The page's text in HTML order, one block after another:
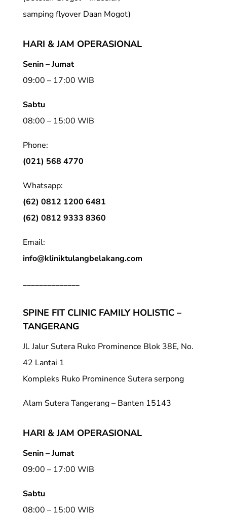
samping flyover Daan Mogot)
HARI & JAM OPERASIONAL
Senin – Jumat
09:00 – 17:00 WIB
Sabtu
08:00 – 15:00 WIB
Phone:
(021) 568 4770
Whatsapp:
(62) 0812 1200 6481
(62) 0812 9333 8360
Email:
info@kliniktulangbelakang.com
______________
SPINE FIT CLINIC FAMILY HOLISTIC –
TANGERANG
Jl. Jalur Sutera Ruko Prominence Blok 38E, No.
42 Lantai 1
Kompleks Ruko Prominence Sutera serpong
Alam Sutera Tangerang – Banten 15143
HARI & JAM OPERASIONAL
Senin – Jumat
09:00 – 17:00 WIB
Sabtu
08:00 – 15:00 WIB